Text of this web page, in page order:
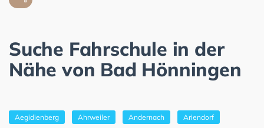
Suche Fahrschule in der
Nähe von Bad Hönningen
Aegidienberg Ahrweiler Andernach Ariendorf